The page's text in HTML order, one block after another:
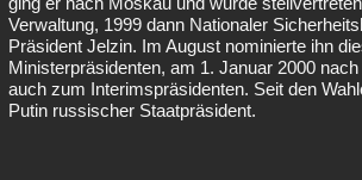
Verwaltung, 1999 dann Nationaler
Präsident Jelzin. Im August nominierte ihn
Ministerpräsidenten, am 1. Januar 2000
auch zum Interimspräsidenten. Seit den
Putin russischer Staatpräsident.